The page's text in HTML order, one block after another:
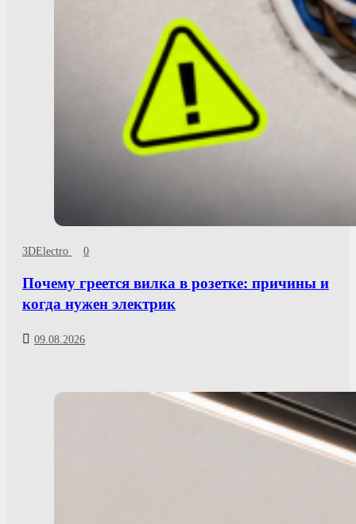
3DElectro 0
Почему греется вилка в розетке: причины и
когда нужен электрик
09.08.2026